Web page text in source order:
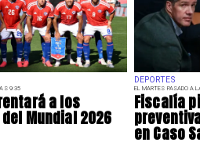
9:35
a los
Mundial 2026
DEPORTES
EL MARTES PASADO A
Fiscalía
en Caso